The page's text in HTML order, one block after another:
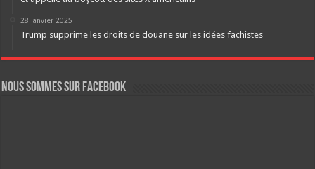
28 janvier 2025
Trump supprime les droits de douane sur les idées fachistes
Nous sommes sur FaceBook